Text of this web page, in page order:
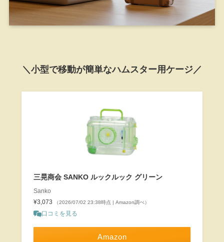
＼小型で移動が簡単なハムスター用ケージ／
三晃商会 SANKO ルックルック グリーン
Sanko
¥3,073
（2026/07/02 23:38時点 | Amazon調べ）
口コミを見る
Amazon